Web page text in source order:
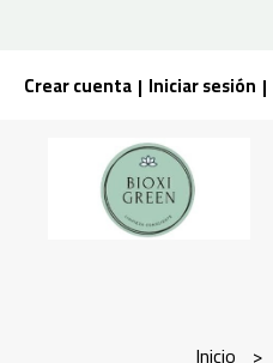
Crear cuenta | Iniciar sesión |
Inicio